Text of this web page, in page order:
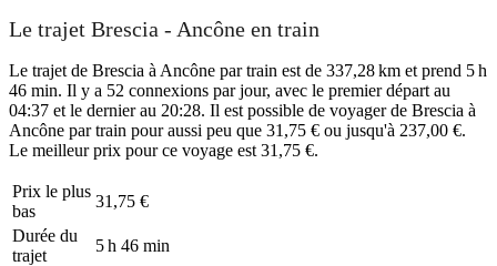
Le trajet Brescia - Ancône en train
Le trajet de Brescia à Ancône par train est de 337,28 km et prend 5 h
46 min. Il y a 52 connexions par jour, avec le premier départ au
04:37 et le dernier au 20:28. Il est possible de voyager de Brescia à
Ancône par train pour aussi peu que 31,75 € ou jusqu'à 237,00 €.
Le meilleur prix pour ce voyage est 31,75 €.
Prix ​​le plus
bas
31,75 €
Durée du
trajet
5 h 46 min